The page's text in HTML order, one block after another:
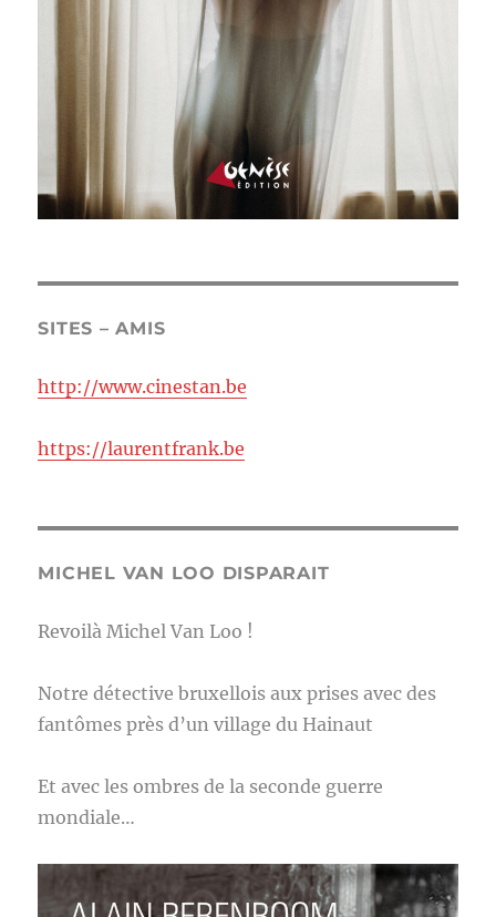
SITES – AMIS
http://www.cinestan.be
https://laurentfrank.be
MICHEL VAN LOO DISPARAIT
Revoilà Michel Van Loo !
Notre détective bruxellois aux prises avec des
fantômes près d’un village du Hainaut
Et avec les ombres de la seconde guerre
mondiale…